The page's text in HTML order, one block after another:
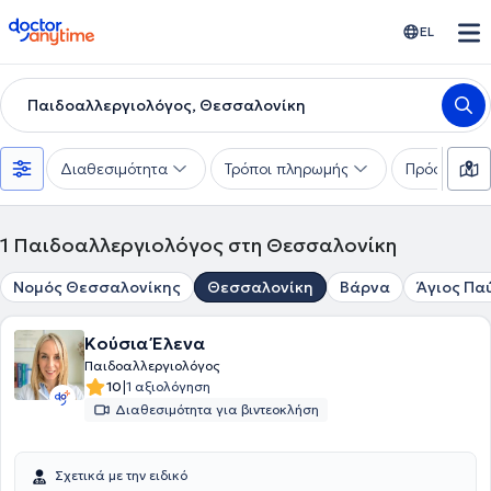
doctoranytime EL
Παιδοαλλεργιολόγος, Θεσσαλονίκη
Διαθεσιμότητα Τρόποι πληρωμής Πρόσθετα
1 Παιδοαλλεργιολόγος στη Θεσσαλονίκη
Νομός Θεσσαλονίκης Θεσσαλονίκη Βάρνα Άγιος
Κούσια Έλενα
Παιδοαλλεργιολόγος
10|1 αξιολόγηση
Διαθεσιμότητα για βιντεοκλήση
Σχετικά με την ειδικό